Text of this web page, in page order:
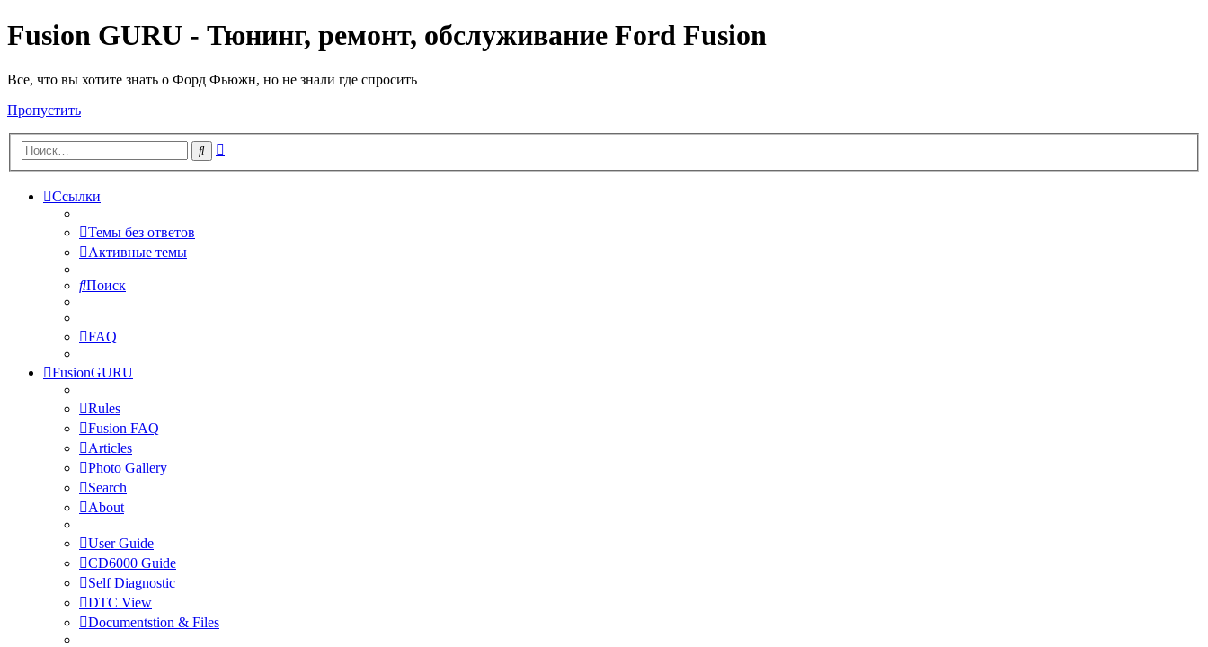
Fusion GURU - Тюнинг, ремонт, обслуживание Ford Fusion
Все, что вы хотите знать о Форд Фьюжн, но не знали где спросить
Пропустить
Поиск
Ссылки
Темы без ответов
Активные темы
Поиск
FAQ
FusionGURU
Rules
Fusion FAQ
Articles
Photo Gallery
Search
About
User Guide
CD6000 Guide
Self Diagnostic
DTC View
Documentstion & Files